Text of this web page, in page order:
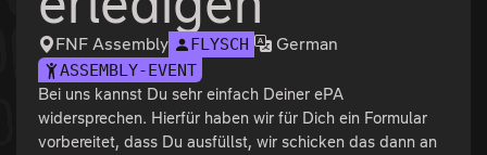
FNF Assembly FLYSCH German
ASSEMBLY-EVENT
Bei uns kannst Du sehr einfach Deiner ePA
widersprechen. Hierfür haben wir für Dich ein Formular
vorbereitet, dass Du ausfüllst, wir schicken das dann an